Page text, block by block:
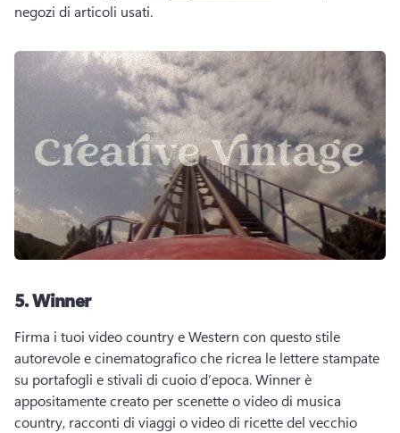
negozi di articoli usati.
5.Winner
Firma i tuoi video country e Western con questo stile
autorevole e cinematografico che ricrea le lettere stampate
su portafogli e stivali di cuoio d’epoca. Winner è
appositamente creato per scenette o video di musica
country, racconti di viaggi o video di ricette del vecchio